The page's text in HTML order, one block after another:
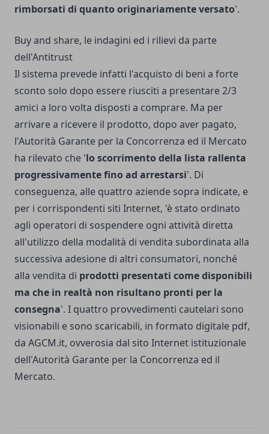
rimborsati di quanto originariamente versato'.
Buy and share, le indagini ed i rilievi da parte
dell'Antitrust
Il sistema prevede infatti l'acquisto di beni a forte
sconto solo dopo essere riusciti a presentare 2/3
amici a loro volta disposti a comprare. Ma per
arrivare a ricevere il prodotto, dopo aver pagato,
l'Autorità Garante per la Concorrenza ed il Mercato
ha rilevato che 'lo scorrimento della lista rallenta
progressivamente fino ad arrestarsi'. Di
conseguenza, alle quattro aziende sopra indicate, e
per i corrispondenti siti Internet, 'è stato ordinato
agli operatori di sospendere ogni attività diretta
all'utilizzo della modalità di vendita subordinata alla
successiva adesione di altri consumatori, nonché
alla vendita di prodotti presentati come disponibili
ma che in realtà non risultano pronti per la
consegna'. I quattro provvedimenti cautelari sono
visionabili e sono scaricabili, in formato digitale pdf,
da AGCM.it, ovverosia dal sito Internet istituzionale
dell'Autorità Garante per la Concorrenza ed il
Mercato.